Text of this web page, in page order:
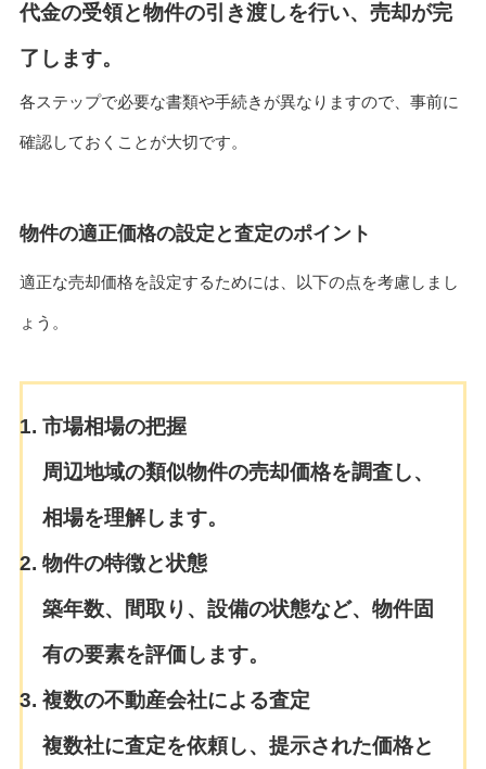
代金の受領と物件の引き渡しを行い、売却が完
了します。
各ステップで必要な書類や手続きが異なりますので、事前に
確認しておくことが大切です。
物件の適正価格の設定と査定のポイント
適正な売却価格を設定するためには、以下の点を考慮しまし
ょう。
市場相場の把握
周辺地域の類似物件の売却価格を調査し、
相場を理解します。
物件の特徴と状態
築年数、間取り、設備の状態など、物件固
有の要素を評価します。
複数の不動産会社による査定
複数社に査定を依頼し、提示された価格と